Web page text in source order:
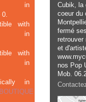
in
with
in
with
in
in
Cubik, la
coeur du
fermé
retrouver
et
nos Pop
Mob.